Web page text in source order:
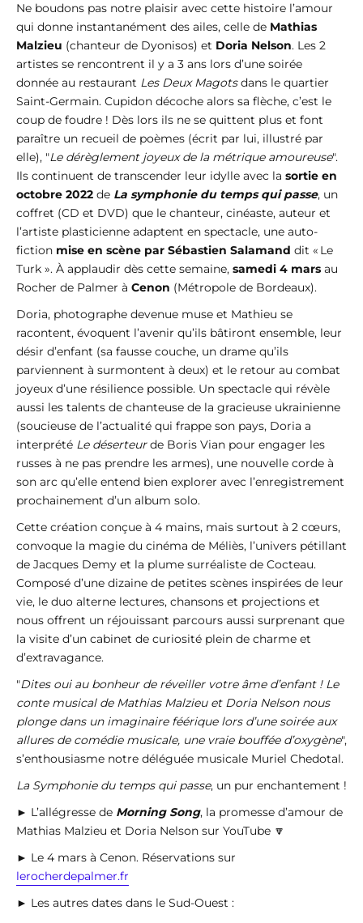
Ne boudons pas notre plaisir avec cette histoire l’amour
qui donne instantanément des ailes, celle de Mathias
Malzieu (chanteur de Dyonisos) et Doria Nelson. Les 2
artistes se rencontrent il y a 3 ans lors d’une soirée
donnée au restaurant Les Deux Magotsdans le quartier
Saint-Germain. Cupidon décoche alors sa flèche, c’est le
coup de foudre ! Dès lors ils ne se quittent plus et font
paraître un recueil de poèmes (écrit par lui, illustré par
elle), "Le dérèglement joyeux de la métrique amoureuse".
Ils continuent de transcender leur idylle avec la sortie en
octobre 2022 de La symphonie du temps qui passe, un
coffret (CD et DVD) que le chanteur, cinéaste, auteur et
l’artiste plasticienne adaptent en spectacle, une auto-
fiction mise en scène par Sébastien Salamand dit « Le
Turk ». À applaudir dès cette semaine, samedi 4 mars au
Rocher de Palmer à Cenon (Métropole de Bordeaux).
Doria, photographe devenue muse et Mathieu se
racontent, évoquent l’avenir qu’ils bâtiront ensemble, leur
désir d’enfant (sa fausse couche, un drame qu’ils
parviennent à surmontent à deux) et le retour au combat
joyeux d’une résilience possible. Un spectacle qui révèle
aussi les talents de chanteuse de la gracieuse ukrainienne
(soucieuse de l’actualité qui frappe son pays, Doria a
interprété Le déserteurde Boris Vian pour engager les
russes à ne pas prendre les armes), une nouvelle corde à
son arc qu’elle entend bien explorer avec l’enregistrement
prochainement d’un album solo.
Cette création conçue à 4 mains, mais surtout à 2 cœurs,
convoque la magie du cinéma de Méliès, l’univers pétillant
de Jacques Demy et la plume surréaliste de Cocteau.
Composé d’une dizaine de petites scènes inspirées de leur
vie, le duo alterne lectures, chansons et projections et
nous offrent un réjouissant parcours aussi surprenant que
la visite d’un cabinet de curiosité plein de charme et
d’extravagance.
"Dites oui au bonheur de réveiller votre âme d’enfant ! Le
conte musical de Mathias Malzieu et Doria Nelson nous
plonge dans un imaginaire féérique lors d’une soirée aux
allures de comédie musicale, une vraie bouffée d’oxygène",
s’enthousiasme notre déléguée musicale Muriel Chedotal.
La Symphonie du temps qui passe, un pur enchantement !
► L’allégresse de Morning Song, la promesse d’amour de
Mathias Malzieu et Doria Nelson sur YouTube 🔽
► Le 4 mars à Cenon. Réservations sur
lerocherdepalmer.fr
► Les autres dates dans le Sud-Ouest :